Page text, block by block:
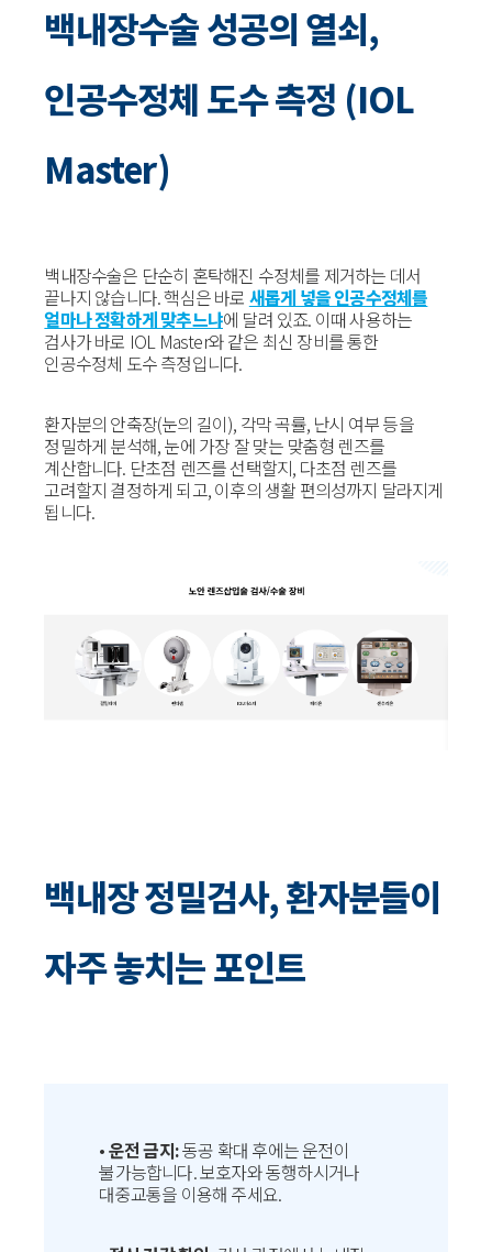
백내장수술 성공의 열쇠,
인공수정체 도수 측정 (IOL
Master)
백내장수술은 단순히 혼탁해진 수정체를 제거하는 데서
끝나지 않습니다. 핵심은 바로 새롭게 넣을 인공수정체를
얼마나 정확하게 맞추느냐에 달려 있죠. 이때 사용하는
검사가 바로 IOL Master와 같은 최신 장비를 통한
인공수정체 도수 측정입니다.
환자분의 안축장(눈의 길이), 각막 곡률, 난시 여부 등을
정밀하게 분석해, 눈에 가장 잘 맞는 맞춤형 렌즈를
계산합니다. 단초점 렌즈를 선택할지, 다초점 렌즈를
고려할지 결정하게 되고, 이후의 생활 편의성까지 달라지게
됩니다.
백내장 정밀검사, 환자분들이
자주 놓치는 포인트
•운전 금지:동공 확대 후에는 운전이
불가능합니다. 보호자와 동행하시거나
대중교통을 이용해 주세요.